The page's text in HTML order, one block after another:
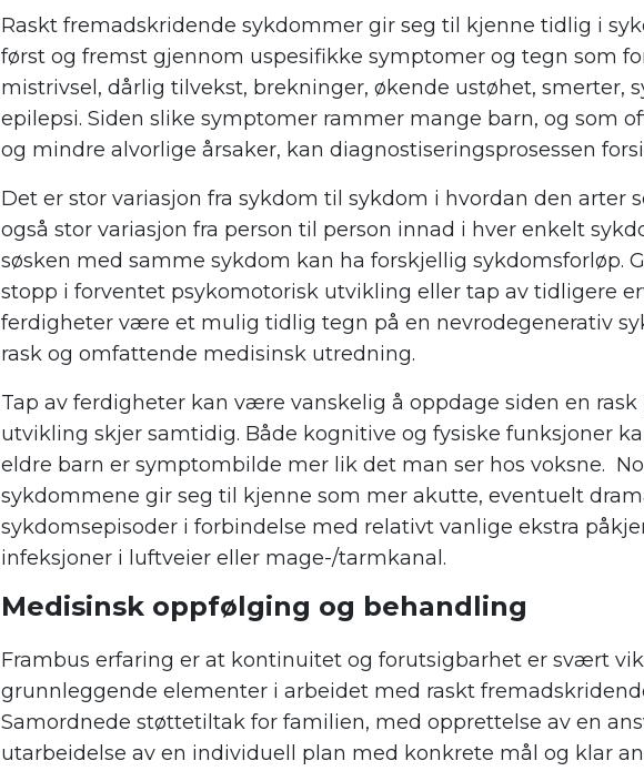
Raskt fremadskridende sykdommer gir seg til kjenne tidlig i
først og fremst gjennom uspesifikke symptomer og tegn som
mistrivsel, dårlig tilvekst, brekninger, økende ustøhet, smerter,
epilepsi. Siden slike symptomer rammer mange barn, og som
og mindre alvorlige årsaker, kan diagnostiseringsprosessen
Det er stor variasjon fra sykdom til sykdom i hvordan den arter
også stor variasjon fra person til person innad i hver enkelt
søsken med samme sykdom kan ha forskjellig sykdomsforløp.
stopp i forventet psykomotorisk utvikling eller tap av tidligere
ferdigheter være et mulig tidlig tegn på en nevrodegenerativ
rask og omfattende medisinsk utredning.
Tap av ferdigheter kan være vanskelig å oppdage siden en
utvikling skjer samtidig. Både kognitive og fysiske funksjoner
eldre barn er symptombilde mer lik det man ser hos voksne.
sykdommene gir seg til kjenne som mer akutte, eventuelt
sykdomsepisoder i forbindelse med relativt vanlige ekstra
infeksjoner i luftveier eller mage-/tarmkanal.
Medisinsk oppfølging og behandling
Frambus erfaring er at kontinuitet og forutsigbarhet er svært
grunnleggende elementer i arbeidet med raskt
Samordnede støttetiltak for familien, med opprettelse av en
utarbeidelse av en individuell plan med konkrete mål og klar